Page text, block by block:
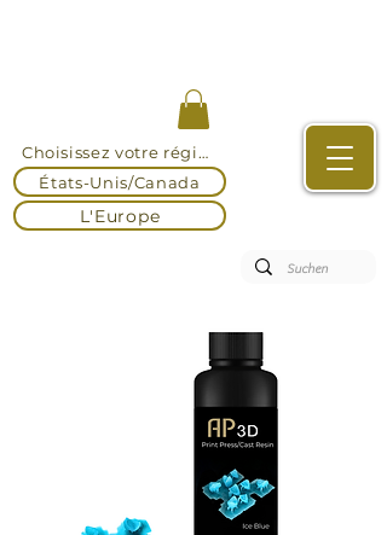
Choisissez votre région
États-Unis/Canada
L'Europe